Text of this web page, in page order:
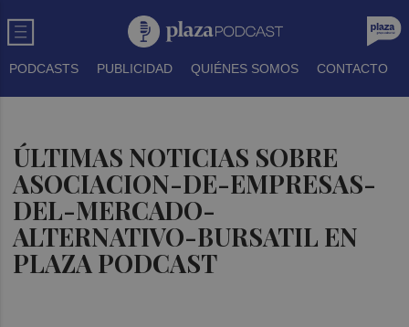
PODCASTS PUBLICIDAD QUIÉNES SOMOS CONTACTO
ÚLTIMAS NOTICIAS SOBRE
ASOCIACION-DE-EMPRESAS-
DEL-MERCADO-
ALTERNATIVO-BURSATIL EN
PLAZA PODCAST